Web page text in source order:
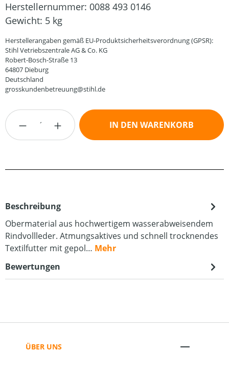
Herstellernummer: 0088 493 0146
Gewicht: 5 kg
Herstellerangaben gemäß EU-Produktsicherheitsverordnung (GPSR):
Stihl Vetriebszentrale AG & Co. KG
Robert-Bosch-Straße 13
64807 Dieburg
Deutschland
grosskundenbetreuung@stihl.de
Produkt Anzahl: Gib den gewünschten
IN DEN WARENKORB
Beschreibung
Obermaterial aus hochwertigem wasserabweisendem
Rindvollleder. Atmungsaktives und schnell trocknendes
Textilfutter mit gepol… Mehr
Bewertungen
ÜBER UNS